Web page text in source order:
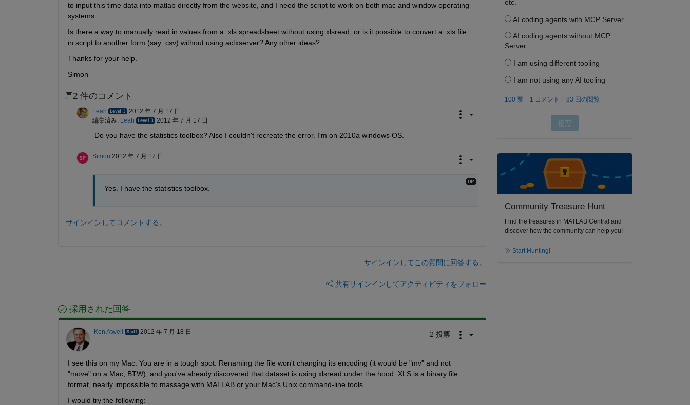
to input this time data into matlab directly from the website, and I need the script to work on both mac and window operating
systems.
Is there a way to manually read in values from a .xls spreadsheet without using xlsread, or is it possible to convert a .xls file
in script to another form (say .csv) without using actxserver? Any other ideas?
Thanks for your help.
Simon
2 件のコメント
Leah
2012 年 7 月 17 日
編集済み: Leah 2012 年 7 月 17 日
Do you have the statistics toolbox? Also I couldn't recreate the error. I'm on 2010a windows OS.
Simon 2012 年 7 月 17 日
Yes. I have the statistics toolbox.
サインインしてコメントする。
サインインしてこの質問に回答する。
共有サインインしてアクティビティをフォロー
採用された回答
Ken Atwell 2012 年 7 月 18 日 2 投票
I see this on my Mac. You are in a tough spot. Renaming the file won't changing its encoding (it would be "mv" and not
"move" on a Mac, BTW), and you've already discovered that dataset is using xlsread under the hood. XLS is a binary file
format, nearly impossible to massage with MATLAB or your Mac's Unix command-line tools.
I would try the following:
Community Treasure Hunt
Find the treasures in MATLAB Central and
discover how the community can help you!
Start Hunting!